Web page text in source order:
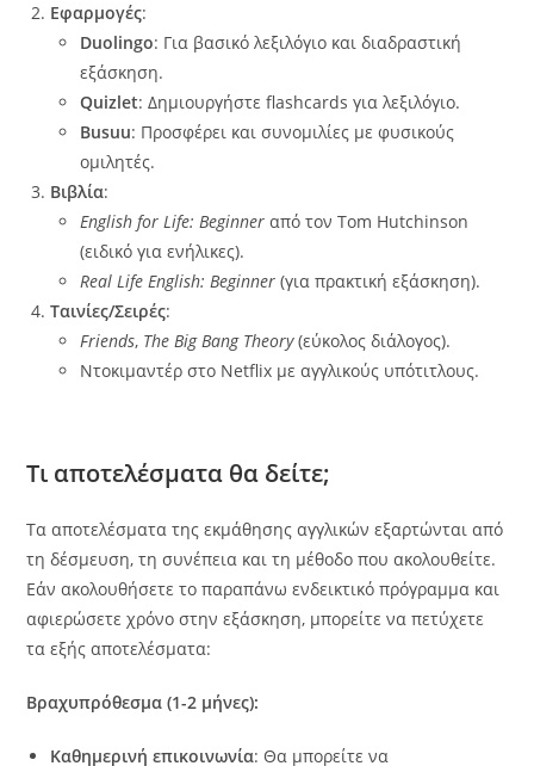
Εφαρμογές:
Duolingo: Για βασικό λεξιλόγιο και διαδραστική
εξάσκηση.
Quizlet: Δημιουργήστε flashcards για λεξιλόγιο.
Busuu: Προσφέρει και συνομιλίες με φυσικούς
ομιλητές.
Βιβλία:
English for Life: Beginner από τον Tom Hutchinson
(ειδικό για ενήλικες).
Real Life English: Beginner (για πρακτική εξάσκηση).
Ταινίες/Σειρές:
Friends, The Big Bang Theory(εύκολος διάλογος).
Ντοκιμαντέρ στο Netflix με αγγλικούς υπότιτλους.
Τι αποτελέσματα θα δείτε;
Τα αποτελέσματα της εκμάθησης αγγλικών εξαρτώνται από
τη δέσμευση, τη συνέπεια και τη μέθοδο που ακολουθείτε.
Εάν ακολουθήσετε το παραπάνω ενδεικτικό πρόγραμμα και
αφιερώσετε χρόνο στην εξάσκηση, μπορείτε να πετύχετε
τα εξής αποτελέσματα:
Βραχυπρόθεσμα (1-2 μήνες):
Καθημερινή επικοινωνία: Θα μπορείτε να